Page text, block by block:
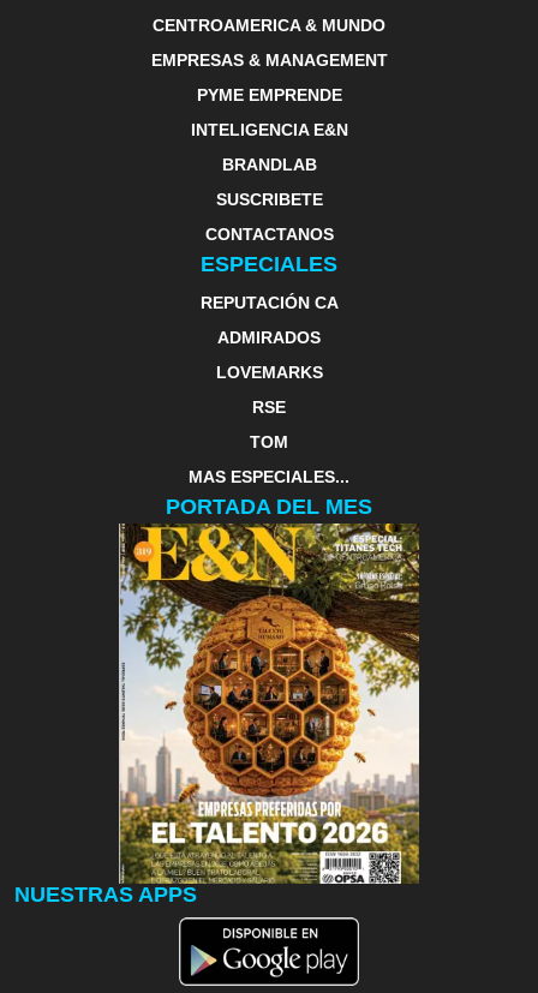
CENTROAMERICA & MUNDO
EMPRESAS & MANAGEMENT
PYME EMPRENDE
INTELIGENCIA E&N
BRANDLAB
SUSCRIBETE
CONTACTANOS
ESPECIALES
REPUTACIÓN CA
ADMIRADOS
LOVEMARKS
RSE
TOM
MAS ESPECIALES...
PORTADA DEL MES
NUESTRAS APPS